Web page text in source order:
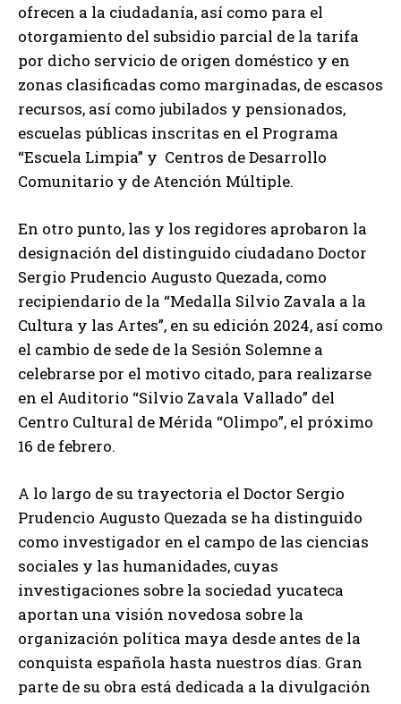
ofrecen a la ciudadanía, así como para el
otorgamiento del subsidio parcial de la tarifa
por dicho servicio de origen doméstico y en
zonas clasificadas como marginadas, de escasos
recursos, así como jubilados y pensionados,
escuelas públicas inscritas en el Programa
“Escuela Limpia” y Centros de Desarrollo
Comunitario y de Atención Múltiple.
En otro punto, las y los regidores aprobaron la
designación del distinguido ciudadano Doctor
Sergio Prudencio Augusto Quezada, como
recipiendario de la “Medalla Silvio Zavala a la
Cultura y las Artes”, en su edición 2024, así como
el cambio de sede de la Sesión Solemne a
celebrarse por el motivo citado, para realizarse
en el Auditorio “Silvio Zavala Vallado” del
Centro Cultural de Mérida “Olimpo”, el próximo
16 de febrero.
A lo largo de su trayectoria el Doctor Sergio
Prudencio Augusto Quezada se ha distinguido
como investigador en el campo de las ciencias
sociales y las humanidades, cuyas
investigaciones sobre la sociedad yucateca
aportan una visión novedosa sobre la
organización política maya desde antes de la
conquista española hasta nuestros días. Gran
parte de su obra está dedicada a la divulgación